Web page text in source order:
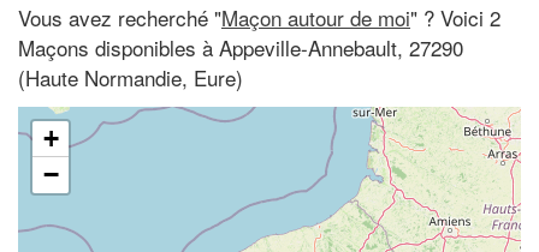
Vous avez recherché "Maçon autour de moi" ? Voici 2
Maçons disponibles à Appeville-Annebault, 27290
(Haute Normandie, Eure)
+
−